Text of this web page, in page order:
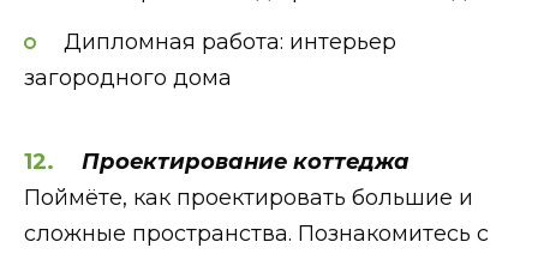
Дипломная работа: интерьер
загородного дома
Проектирование коттеджа
Поймёте, как проектировать большие и
сложные пространства. Познакомитесь с